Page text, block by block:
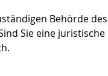
Behörde des
Sie eine juristische